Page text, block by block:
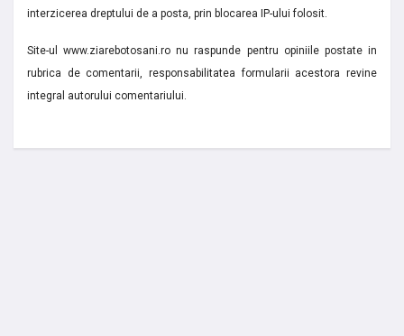
interzicerea dreptului de a posta, prin blocarea IP-ului folosit.
Site-ul www.ziarebotosani.ro nu raspunde pentru opiniile postate in
rubrica de comentarii, responsabilitatea formularii acestora revine
integral autorului comentariului.